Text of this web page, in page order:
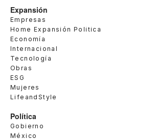
Expansión
Empresas
Home Expansión Politica
Economía
Internacional
Tecnología
Obras
ESG
Mujeres
LifeandStyle
Política
Gobierno
México